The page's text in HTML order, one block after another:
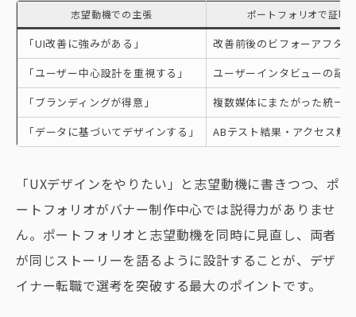
志望動機での主張 ポートフォリオで証明
「UI改善に強みがある」
改善前後のビフォーアフタ
「ユーザー中心設計を重視する」
ユーザーインタビューの記
「ブランディングが得意」
複数媒体にまたがった統一
「データに基づいてデザインする」
ABテスト結果・アクセス解
「UXデザインをやりたい」と志望動機に書きつつ、ポ
ートフォリオがバナー制作中心では説得力がありませ
ん。ポートフォリオと志望動機を同時に見直し、両者
が同じストーリーを語るように設計することが、デザ
イナー転職で選考を突破する最大のポイントです。